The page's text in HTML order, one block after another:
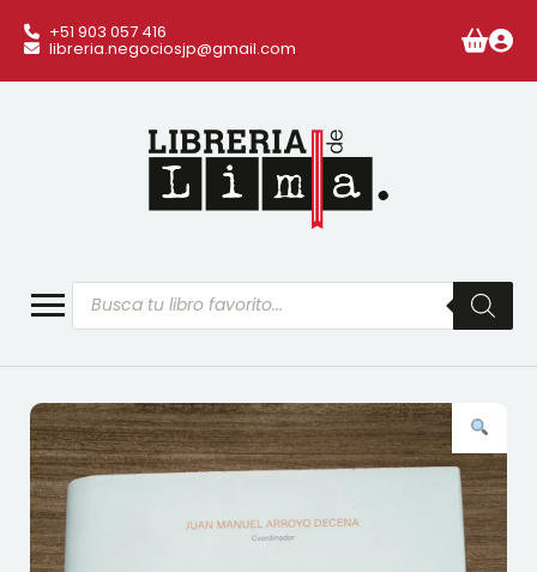
+51 903 057 416
libreria.negociosjp@gmail.com
Búsqueda
de
productos